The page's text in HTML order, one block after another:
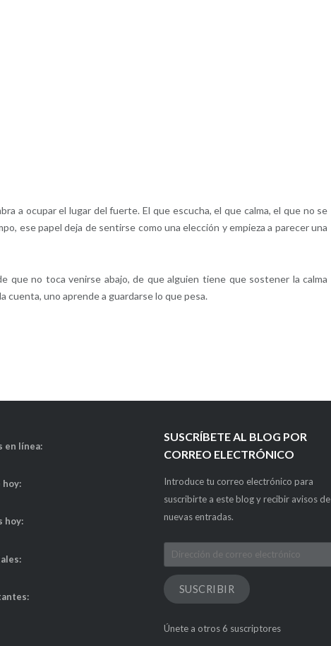
a ocupar el lugar del fuerte. El que escucha, el que calma, el que no se
ese papel deja de sentirse como una elección y empieza a parecer una
que no toca venirse abajo, de que alguien tiene que sostener la calma
cuenta, uno aprende a guardarse lo que pesa.
en línea:
hoy:
hoy:
SUSCRÍBETE AL BLOG POR
CORREO ELECTRÓNICO
Introduce tu correo electrónico para
suscribirte a este blog y recibir avisos de
nuevas entradas.
Dirección
de
correo
electrónico
SUSCRIBIR
Únete a otros 6 suscriptores